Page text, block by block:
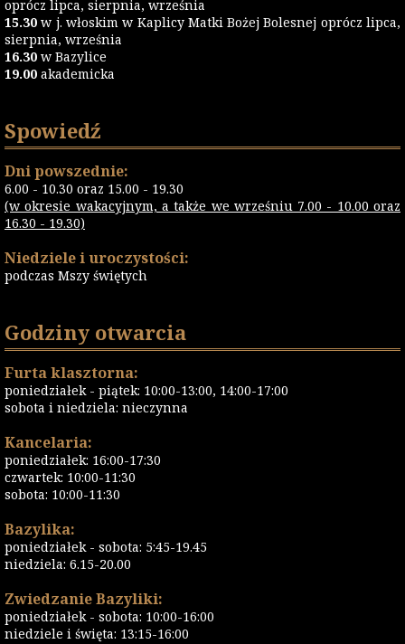
oprócz lipca, sierpnia, września
15.30 w j. włoskim w Kaplicy Matki Bożej Bolesnej oprócz lipca,
sierpnia, września
16.30 w Bazylice
19.00 akademicka
Spowiedź
Dni powszednie:
6.00 - 10.30 oraz 15.00 - 19.30
(w okresie wakacyjnym, a także we wrześniu 7.00 - 10.00 oraz
16.30 - 19.30)
Niedziele i uroczystości:
podczas Mszy świętych
Godziny otwarcia
Furta klasztorna:
poniedziałek - piątek: 10:00-13:00, 14:00-17:00
sobota i niedziela: nieczynna
Kancelaria:
poniedziałek: 16:00-17:30
czwartek: 10:00-11:30
sobota: 10:00-11:30
Bazylika:
poniedziałek - sobota: 5:45-19.45
niedziela: 6.15-20.00
Zwiedzanie Bazyliki:
poniedziałek - sobota: 10:00-16:00
niedziele i święta: 13:15-16:00